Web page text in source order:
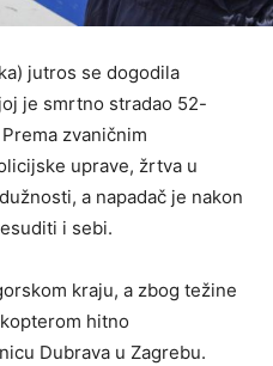
jutros se dogodila
je smrtno stradao 52-
zvaničnim
uprave, žrtva u
a napadač je nakon
i sebi.
kraju, a zbog težine
hitno
Dubrava u Zagrebu.